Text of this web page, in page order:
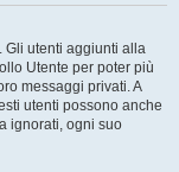
Gli utenti aggiunti alla
Utente per poter più
messaggi privati. A
utenti possono anche
ignorati, ogni suo